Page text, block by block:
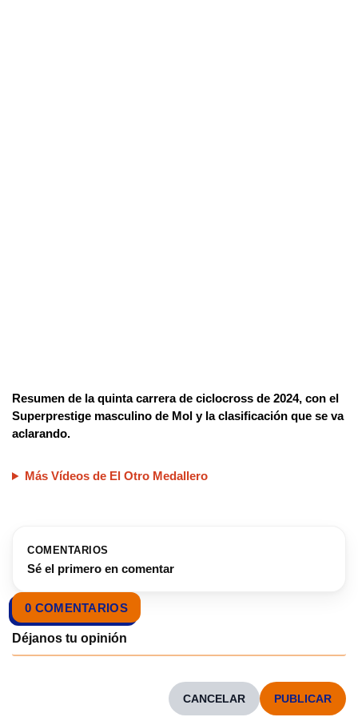
Resumen de la quinta carrera de ciclocross de 2024, con el
Superprestige masculino de Mol y la clasificación que se va
aclarando.
Más Vídeos de El Otro Medallero
COMENTARIOS
Sé el primero en comentar
0 COMENTARIOS
CANCELAR